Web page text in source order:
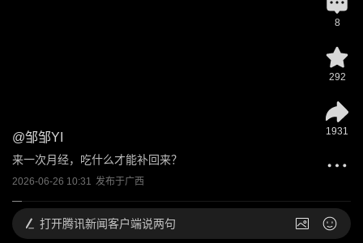
@邹邹YI
来一次月经，吃什么才能补回来？
2026-06-26 10:31 发布于广西
8
292
1931
打开腾讯新闻客户端说两句